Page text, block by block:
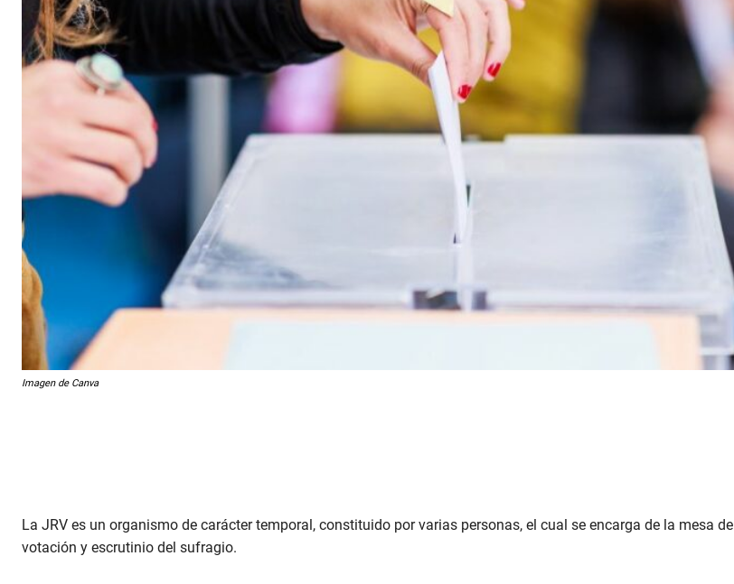
Imagen de Canva
La JRV es un organismo de carácter temporal, constituido por varias personas, el cual se encarga de la mesa de
votación y escrutinio del sufragio.